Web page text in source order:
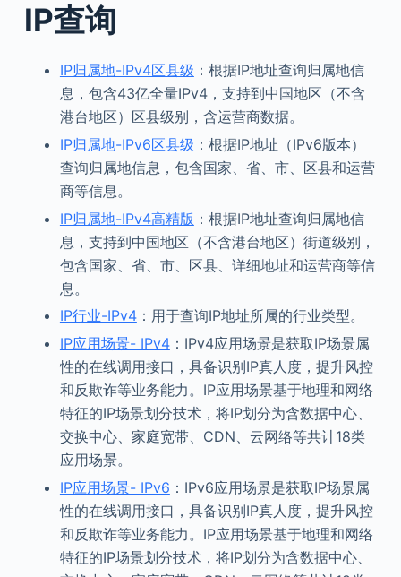
IP查询
IP归属地-IPv4区县级 ：根据IP地址查询归属地信
息，包含43亿全量IPv4，支持到中国地区（不含
港台地区）区县级别，含运营商数据。
IP归属地-IPv6区县级 ：根据IP地址（IPv6版本）
查询归属地信息，包含国家、省、市、区县和运营
商等信息。
IP归属地-IPv4高精版 ：根据IP地址查询归属地信
息，支持到中国地区（不含港台地区）街道级别，
包含国家、省、市、区县、详细地址和运营商等信
息。
IP行业-IPv4：用于查询IP地址所属的行业类型。
IP应用场景- IPv4：IPv4应用场景是获取IP场景属
性的在线调用接口，具备识别IP真人度，提升风控
和反欺诈等业务能力。IP应用场景基于地理和网络
特征的IP场景划分技术，将IP划分为含数据中心、
交换中心、家庭宽带、CDN、云网络等共计18类
应用场景。
IP应用场景- IPv6 ：IPv6应用场景是获取IP场景属
性的在线调用接口，具备识别IP真人度，提升风控
和反欺诈等业务能力。IP应用场景基于地理和网络
特征的IP场景划分技术，将IP划分为含数据中心、